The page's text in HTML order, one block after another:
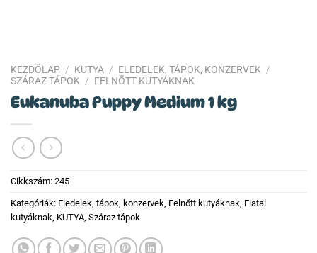
KEZDŐLAP / KUTYA / ELEDELEK, TÁPOK, KONZERVEK /
SZÁRAZ TÁPOK / FELNŐTT KUTYÁKNAK
Eukanuba Puppy Medium 1 kg
Cikkszám: 245
Kategóriák: Eledelek, tápok, konzervek, Felnőtt kutyáknak, Fiatal
kutyáknak, KUTYA, Száraz tápok